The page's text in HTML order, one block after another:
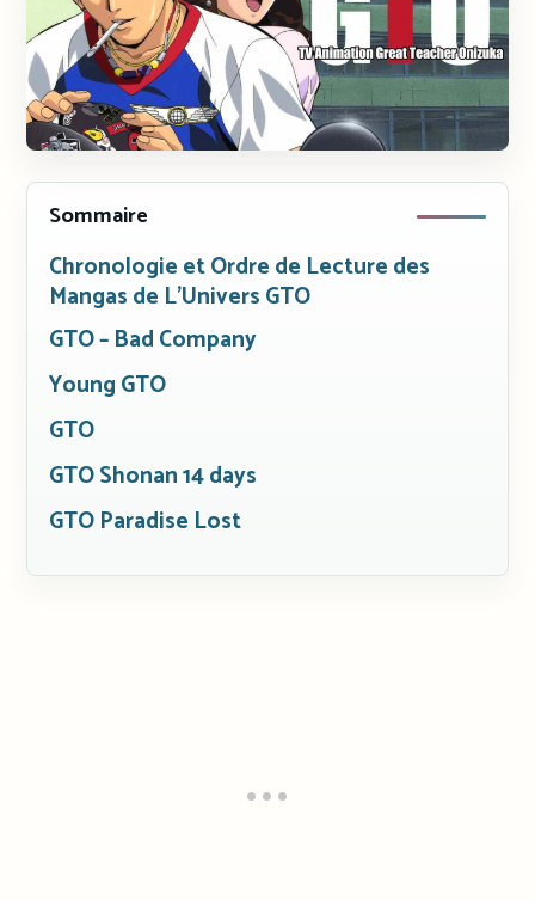
Sommaire
Chronologie et Ordre de Lecture des
Mangas de L’Univers GTO
GTO – Bad Company
Young GTO
GTO
GTO Shonan 14 days
GTO Paradise Lost